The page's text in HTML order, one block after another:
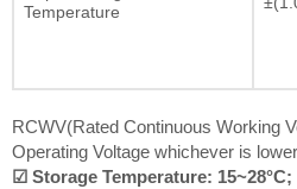
Temperature
RCWV(Rated Continuous Working
Operating Voltage whichever is
☑ Storage Temperature: